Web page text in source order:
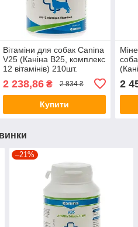
Вітаміни для собак Canina
V25 (Каніна В25, комплекс
12 вітамінів) 210шт.
2 238,86₴ 2 834 ₴
Купити
2
–21%